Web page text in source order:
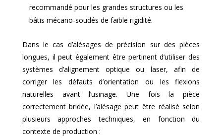
recommandé pour les grandes structures ou les
bâtis mécano-soudés de faible rigidité.
Dans le cas d’alésages de précision sur des pièces
longues, il peut également être pertinent d’utiliser des
systèmes d’alignement optique ou laser, afin de
corriger les défauts d’orientation ou les flexions
naturelles avant l’usinage. Une fois la pièce
correctement bridée, l’alésage peut être réalisé selon
plusieurs approches techniques, en fonction du
contexte de production :